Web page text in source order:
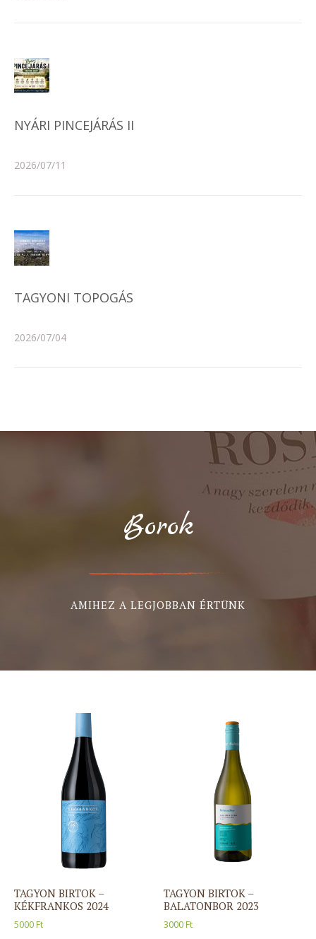
NYÁRI PINCEJÁRÁS II
2026/07/11
TAGYONI TOPOGÁS
2026/07/04
Borok
AMIHEZ A LEGJOBBAN ÉRTÜNK
TAGYON BIRTOK –
KÉKFRANKOS 2024
5000Ft
TAGYON BIRTOK –
BALATONBOR 2023
3000Ft